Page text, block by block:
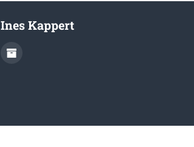
Ines Kappert